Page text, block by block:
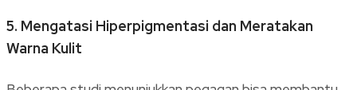
5. Mengatasi Hiperpigmentasi dan Meratakan
Warna Kulit